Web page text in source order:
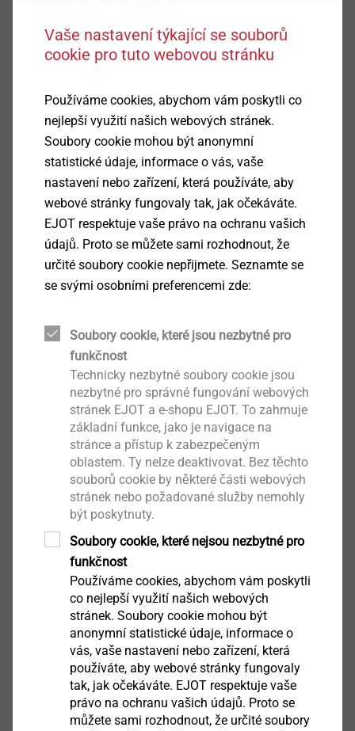
Oblast použití
K upevnění fasádních desek v kombinaci se
K vytvoření pevných bodů
Vlastnosti
Plast, šedě probarvený
Pro tloušťky desek 2 / 4 / 6 / 8 mm
Odolné UV záření
Přednosti
Všechny otvory v desce mají stejný průměr (11
mm), který lze provést efektivně při výrobě
Není potřeba ani nýtovací ani vrtací šablona
Snadná výměna desek
0,5 mm vysoký límec objímky mm zabraňuje
přímému kontaktu mezi hlavou šroubu a
povrchem desky
Středový otvor slouží pro vystředění šroubu
Technické údaje
Vnitřní průměr pouzdra: 5,8 mm
Průměr otvoru ve fasádní desce: 11 mm
Upozornění
Použití pouzder a šroubů LT musí být odsouhlaseno
výrobcem příslušných desek. Mějte prosím na zřeteli
technické a montážnípředpisy výrobce příslušných
Ke stažení
Čeština
Vaše nastavení týkající se souborů
cookie pro tuto webovou stránku
Používáme cookies, abychom vám poskytli co
nejlepší využití našich webových stránek.
Soubory cookie mohou být anonymní
statistické údaje, informace o vás, vaše
nastavení nebo zařízení, která používáte, aby
webové stránky fungovaly tak, jak očekáváte.
EJOT respektuje vaše právo na ochranu vašich
údajů. Proto se můžete sami rozhodnout, že
určité soubory cookie nepřijmete. Seznamte se
se svými osobními preferencemi zde:
Soubory cookie, které jsou nezbytné pro
funkčnost
Technicky nezbytné soubory cookie jsou
nezbytné pro správné fungování webových
stránek EJOT a e-shopu EJOT. To zahrnuje
základní funkce, jako je navigace na
stránce a přístup k zabezpečeným
oblastem. Ty nelze deaktivovat. Bez těchto
souborů cookie by některé části webových
stránek nebo požadované služby nemohly
být poskytnuty.
Soubory cookie, které nejsou nezbytné pro
funkčnost
Používáme cookies, abychom vám poskytli
co nejlepší využití našich webových
stránek. Soubory cookie mohou být
anonymní statistické údaje, informace o
vás, vaše nastavení nebo zařízení, která
používáte, aby webové stránky fungovaly
tak, jak očekáváte. EJOT respektuje vaše
právo na ochranu vašich údajů. Proto se
můžete sami rozhodnout, že určité soubory